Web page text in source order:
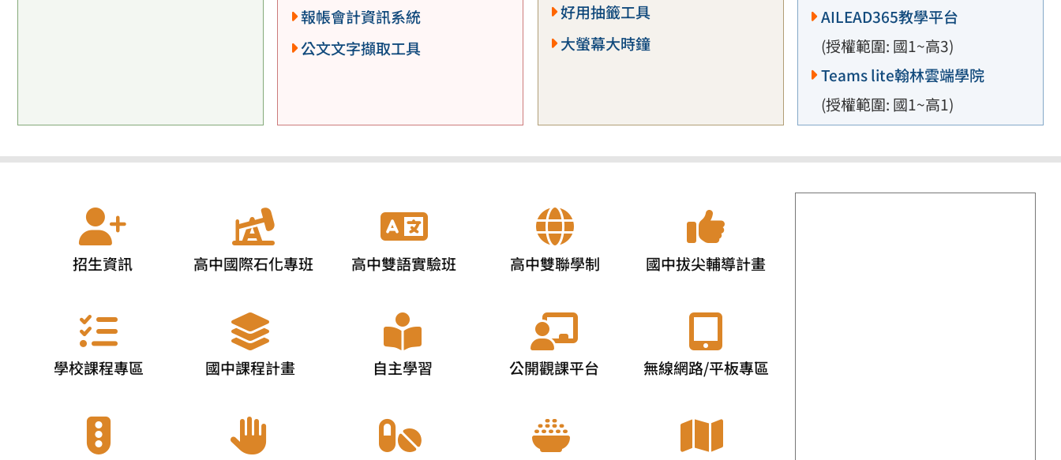
報帳會計資訊系統
公文文字擷取工具
好用抽籤工具
大螢幕大時鐘
AILEAD365教學平台
(授權範圍: 國1~高3)
Teams lite翰林雲端學院
(授權範圍: 國1~高1)
招生資訊 高中國際石化專班 高中雙語實驗班 高中雙聯學制 國中拔尖輔導計畫
學校課程專區 國中課程計畫 自主學習 公開觀課平台 無線網路/平板專區